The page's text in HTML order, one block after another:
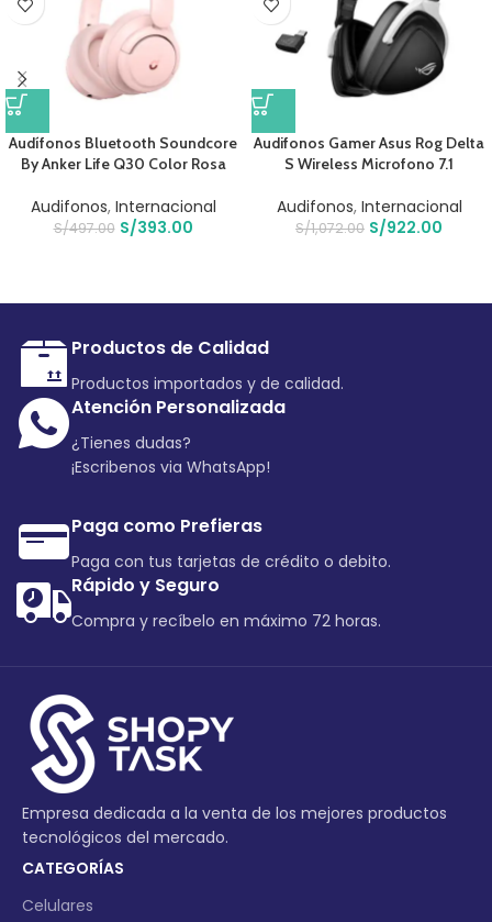
Audífonos Bluetooth Soundcore
By Anker Life Q30 Color Rosa
Audifonos, Internacional
S/497.00 S/393.00
Audifonos Gamer Asus Rog Delta
S Wireless Microfono 7.1
Audifonos, Internacional
S/1,072.00 S/922.00
Productos de Calidad
Productos importados y de calidad.
Atención Personalizada
¿Tienes dudas?
¡Escribenos via WhatsApp!
Paga como Prefieras
Paga con tus tarjetas de crédito o debito.
Rápido y Seguro
Compra y recíbelo en máximo 72 horas.
Empresa dedicada a la venta de los mejores productos
tecnológicos del mercado.
CATEGORÍAS
Celulares